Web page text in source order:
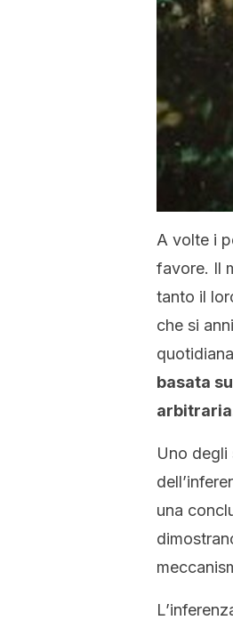
A volte i
favore. Il
tanto il
che si
basata
Uno
una